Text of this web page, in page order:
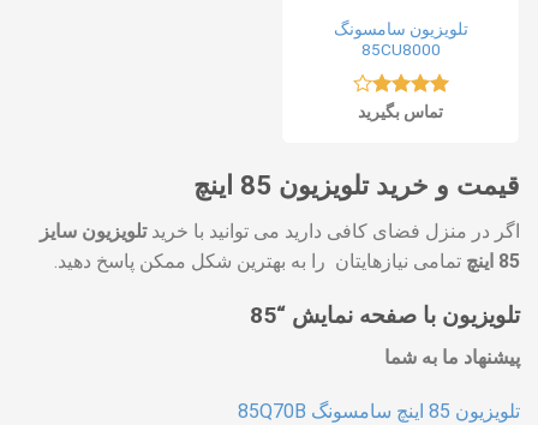
تلویزیون سامسونگ
85CU8000
نمره
تماس بگیرید
قیمت و خرید تلویزیون 85 اینچ
اگر در منزل فضای کافی دارید می توانید با خریدتلویزیون سایز
85 اینچ
تمامی نیازهایتان را به بهترین شکل ممکن پاسخ دهید.
تلویزیون با صفحه نمایش “85
پیشنهاد ما به شما
تلویزیون 85 اینچ سامسونگ 85Q70B